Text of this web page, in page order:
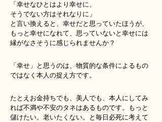
「幸せなひとはより幸せに、
そうでない方はそれなりに」
と言い換えると、幸せだと思っていたほうが、
もっと幸せになれて、思っていないと幸せには
縁がなさそうに感じられませんか？
「幸せ」と思うのは、物質的な条件によるもの
ではなく本人の捉え方です。
たとえお金持ちでも、美人でも、本人にしてみ
れば不満や不安のタネはあるものです。もっと
儲けたい。老いたくない。と毎日必死に考えて